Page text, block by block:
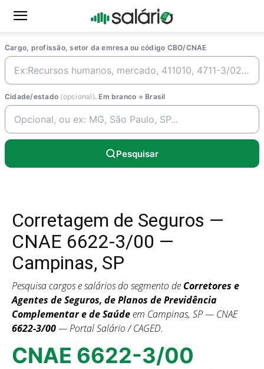
Cargo, profissão, setor da emresa ou código CBO/CNAE
Cidade/estado (opcional). Em branco = Brasil
Pesquisar
Corretagem de Seguros —
CNAE 6622-3/00 —
Campinas, SP
Pesquisa cargos e salários do segmento de Corretores e
Agentes de Seguros, de Planos de Previdência
Complementar e de Saúdeem Campinas, SP — CNAE
6622-3/00— Portal Salário / CAGED.
CNAE 6622-3/00